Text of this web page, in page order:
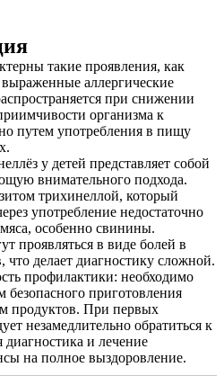
такие проявления, как
аллергические
при снижении
организма к
путем употребления в пищу
у детей представляет собой
внимательного подхода.
трихинеллой, который
употребление недостаточно
особенно свинины.
проявляться в виде болей в
что делает диагностику сложной.
профилактики: необходимо
безопасного приготовления
продуктов. При первых
незамедлительно обратиться к
диагностика и лечение
на полное выздоровление.